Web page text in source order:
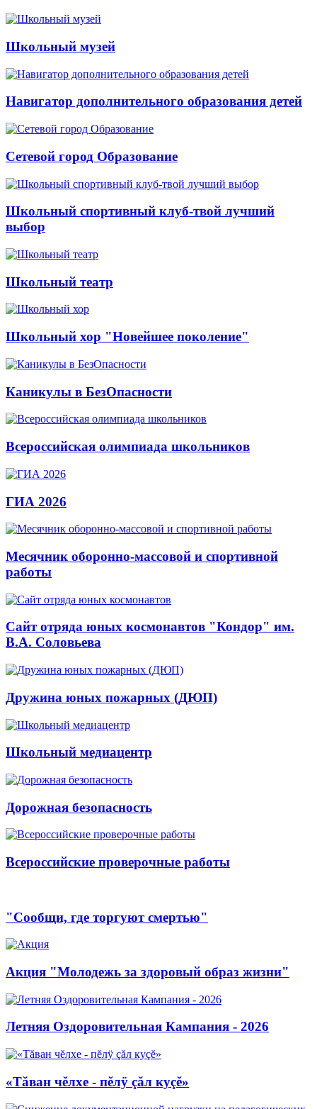
Школьный музей
Навигатор дополнительного образования детей
Сетевой город Образование
Школьный спортивный клуб-твой лучший
выбор
Школьный театр
Школьный хор "Новейшее поколение"
Каникулы в БезОпасности
Всероссийская олимпиада школьников
ГИА 2026
Месячник оборонно-массовой и спортивной
работы
Сайт отряда юных космонавтов "Кондор" им.
В.А. Соловьева
Дружина юных пожарных (ДЮП)
Школьный медиацентр
Дорожная безопасность
Всероссийские проверочные работы
"Сообщи, где торгуют смертью"
Акция "Молодежь за здоровый образ жизни"
Летняя Оздоровительная Кампания - 2026
«Тăван чĕлхе - пĕлÿ çăл куçĕ»